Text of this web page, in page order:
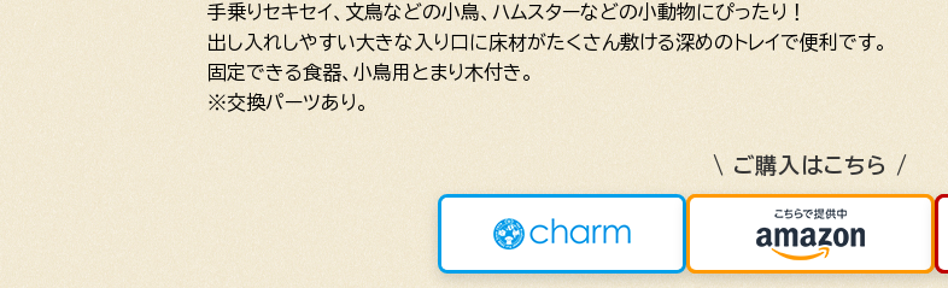
手乗りセキセイ、文鳥などの小鳥、ハムスターなどの小動物にぴったり！
出し入れしやすい大きな入り口に床材がたくさん敷ける深めのトレイで便利です。
固定できる食器、小鳥用とまり木付き。
※交換パーツあり。
\ ご購入はこちら /